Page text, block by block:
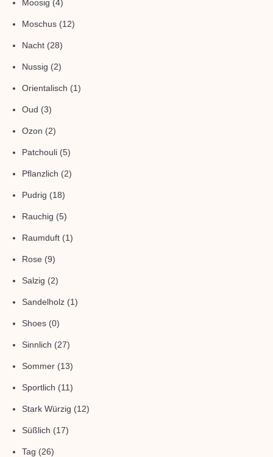
Moosig (4)
Moschus (12)
Nacht (28)
Nussig (2)
Orientalisch (1)
Oud (3)
Ozon (2)
Patchouli (5)
Pflanzlich (2)
Pudrig (18)
Rauchig (5)
Raumduft (1)
Rose (9)
Salzig (2)
Sandelholz (1)
Shoes (0)
Sinnlich (27)
Sommer (13)
Sportlich (11)
Stark Würzig (12)
Süßlich (17)
Tag (26)